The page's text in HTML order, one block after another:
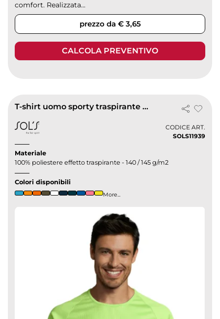
comfort. Realizzata...
prezzo da € 3,65
CALCOLA PREVENTIVO
T-shirt uomo sporty traspirante manica raglan
CODICE ART.
SOLS11939
Materiale
100% poliestere effetto traspirante - 140 / 145 g/m2
Colori disponibili
More...